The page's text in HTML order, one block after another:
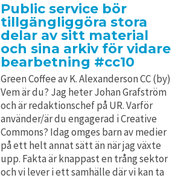
Public service bör
tillgängliggöra stora
delar av sitt material
och sina arkiv för vidare
bearbetning #cc10
Green Coffee av K. Alexanderson CC (by)
Vem är du? Jag heter Johan Grafström
och är redaktionschef på UR. Varför
använder/är du engagerad i Creative
Commons? Idag omges barn av medier
på ett helt annat sätt än när jag växte
upp. Fakta är knappast en trång sektor
och vi lever i ett samhälle där vi kan ta